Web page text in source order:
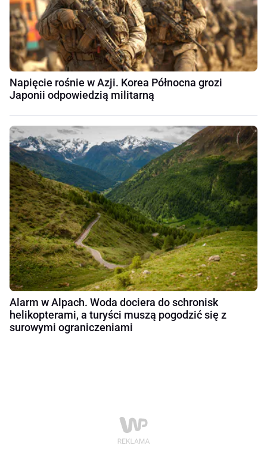
Napięcie rośnie w Azji. Korea Północna grozi
Japonii odpowiedzią militarną
Alarm w Alpach. Woda dociera do schronisk
helikopterami, a turyści muszą pogodzić się z
surowymi ograniczeniami